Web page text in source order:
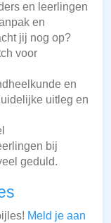
en leerlingen
en
jij nog op?
voor
en
uitleg en
bij
geduld.
Meld je aan